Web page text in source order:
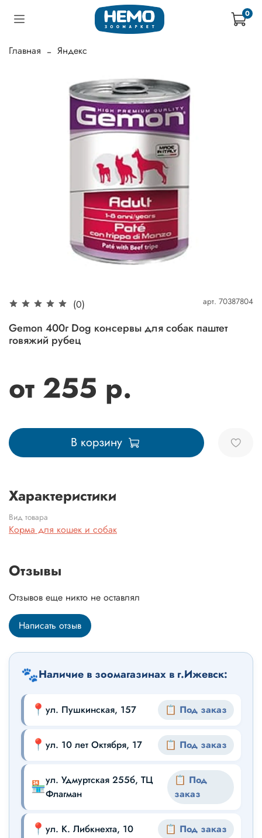
0
Главная Яндекс
(0) арт. 70387804
Gemon 400г Dog консервы для собак паштет
говяжий рубец
от 255 р.
В корзину
Характеристики
Вид товара
Корма для кошек и собак
Отзывы
Отзывов еще никто не оставлял
Написать отзыв
🐾Наличие в зоомагазинах в г.Ижевск:
📍 ул. Пушкинская, 157 📋 Под заказ
📍 ул. 10 лет Октября, 17 📋 Под заказ
🏪ул. Удмуртская 255б, ТЦ
Флагман
📋 Под
заказ
📍 ул. К. Либкнехта, 10 📋 Под заказ